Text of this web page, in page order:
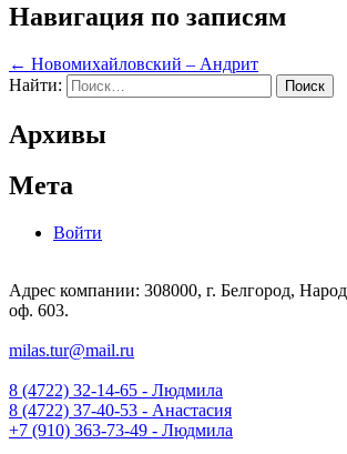
Навигация по записям
← Новомихайловский – Андрит
Найти:
Архивы
Мета
Войти
Адрес компании: 308000, г. Белгород,
оф. 603.
milas.tur@mail.ru
8 (4722) 32-14-65 - Людмила
8 (4722) 37-40-53 - Анастасия
+7 (910) 363-73-49 - Людмила